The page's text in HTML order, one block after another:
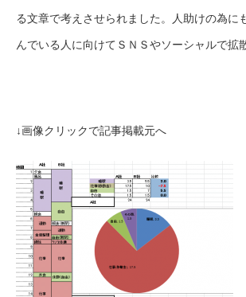
る文章で考えさせられました。人助けの為に
んでいる人に向けてＳＮＳやソーシャルで拡
↓画像クリックで記事掲載元へ